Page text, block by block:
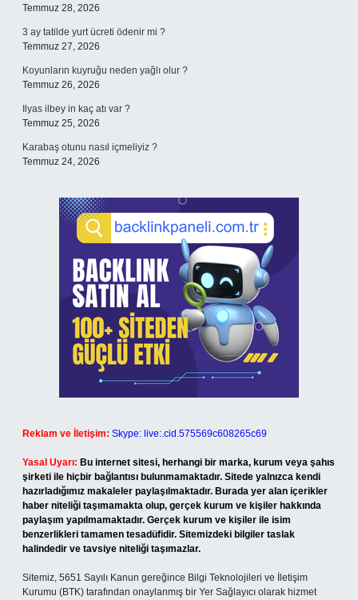
Temmuz 28, 2026
3 ay tatilde yurt ücreti ödenir mi ?
Temmuz 27, 2026
Koyunların kuyruğu neden yağlı olur ?
Temmuz 26, 2026
Ilyas ilbey in kaç atı var ?
Temmuz 25, 2026
Karabaş otunu nasıl içmeliyiz ?
Temmuz 24, 2026
Reklam ve İletişim: Skype: live:.cid.575569c608265c69
Yasal Uyarı: Bu internet sitesi, herhangi bir marka, kurum veya şahıs
şirketi ile hiçbir bağlantısı bulunmamaktadır. Sitede yalnızca kendi
hazırladığımız makaleler paylaşılmaktadır. Burada yer alan içerikler
haber niteliği taşımamakta olup, gerçek kurum ve kişiler hakkında
paylaşım yapılmamaktadır. Gerçek kurum ve kişiler ile isim
benzerlikleri tamamen tesadüfidir. Sitemizdeki bilgiler taslak
halindedir ve tavsiye niteliği taşımazlar.
Sitemiz, 5651 Sayılı Kanun gereğince Bilgi Teknolojileri ve İletişim
Kurumu (BTK) tarafından onaylanmış bir Yer Sağlayıcı olarak hizmet